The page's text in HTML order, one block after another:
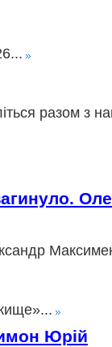
разом з
Юрій